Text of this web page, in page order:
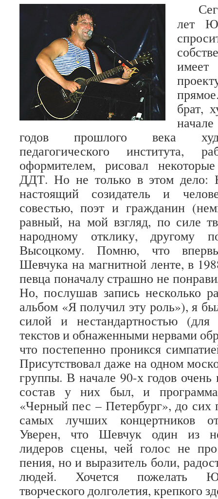
лет
брат,
годов прошлого века
педагогического института,
оформителем, рисовал
ДДТ. Но не только в этом
настоящий созидатель и
совестью, поэт и гражданин
равный, на мой взгляд, по силе
народному отклику, другому
Высоцкому. Помню, что
Шевчука на магнитной ленте, в
певца поначалу страшно не
Но, послушав запись несколько
альбом «Я получил эту роль»), я
силой и нестандартностью
текстов и обнаженными нервами
что постепенно проникся
Присутствовал даже на одном
группы. В начале 90-х годов
состав у них был, и
«Черный пес – Петербург», до сих
самых лучших концертников
Уверен, что Шевчук один из
лидеров сцены, чей голос не
пения, но и выразитель боли,
людей. Хочется пожелать
творческого долголетия, крепкого